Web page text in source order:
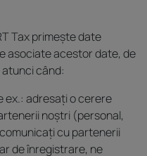
Tax primește date
asociate acestor date, de
când:
ex.: adresați o cerere
noștri (personal,
cu partenerii
de înregistrare, ne